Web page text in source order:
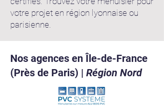
votre projet en région lyonnaise ou
parisienne.
Nos agences en Île-de-France
(Près de Paris) | Région Nord